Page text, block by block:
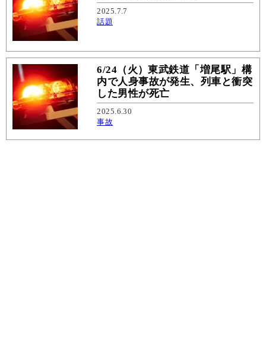
2025.7.7
話題
6/24（火）東武鉄道「増尾駅」構
内で人身事故が発生、列車と衝突
した男性が死亡
2025.6.30
事故